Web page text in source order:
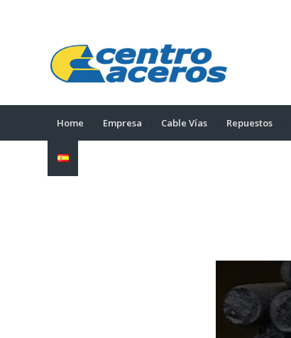
Home Empresa Cable Vías Repuestos